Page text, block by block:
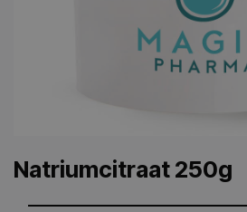
Natriumcitraat 250g